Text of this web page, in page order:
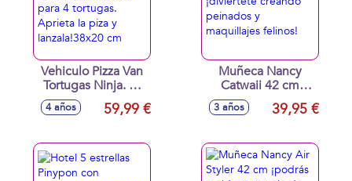
Vehiculo Pizza Van
Tortugas Ninja. La
furgoneta! Espacio
para 4 tortugas.
lanzala!38x20 cm
4 años 59,99 €
Muñeca Nancy
Catwaii 42 cm
¡diviertete creando
peinados y
3 años 39,95 €